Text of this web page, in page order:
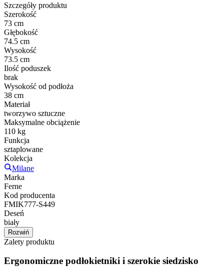
Szczegóły produktu
Szerokość
73 cm
Głębokość
74.5 cm
Wysokość
73.5 cm
Ilość poduszek
brak
Wysokość od podłoża
38 cm
Materiał
tworzywo sztuczne
Maksymalne obciążenie
110 kg
Funkcja
sztaplowane
Kolekcja
Milane
Marka
Ferne
Kod producenta
FMIK777-S449
Deseń
biały
Rozwiń
Zalety produktu
Ergonomiczne podłokietniki i szerokie siedzisko